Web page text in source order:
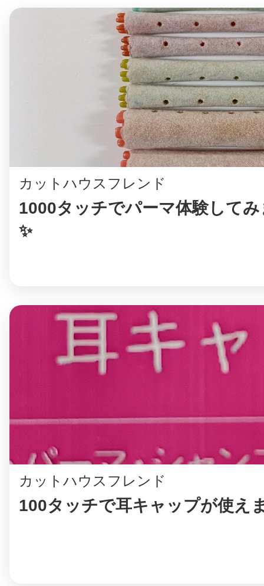
カットハウスフレンド
1000タッチでパーマ体験して
✨
カットハウスフレンド
100タッチで耳キャップが使え
八尾
鎌倉
相模原
八女